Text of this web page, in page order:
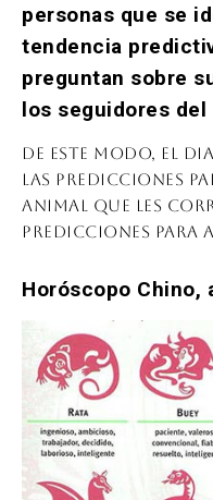
personas que se
tendencia
preguntan sobre
los seguidores
De este modo, el
las predicciones
animal que les
predicciones para
Horóscopo Chino,